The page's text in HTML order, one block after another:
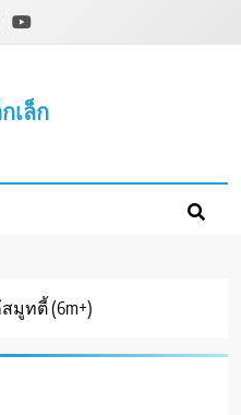
เล็ก
มูทตี้ (6m+)